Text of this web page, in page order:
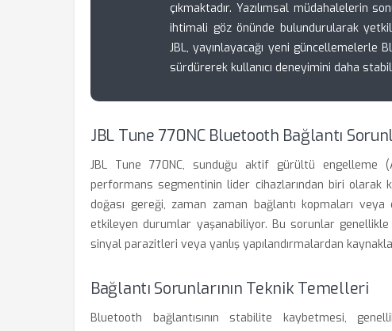
çıkmaktadır. Yazılımsal müdahalelerin
ihtimali göz önünde bulundurularak
JBL, yayınlayacağı yeni
sürdürerek kullanıcı deneyimini daha
JBL Tune 770NC Bluetooth Bağlantı
JBL Tune 770NC, sunduğu aktif gürültü
performans segmentinin lider cihazlarından biri olarak
doğası gereği, zaman zaman bağlantı kopmaları
etkileyen durumlar yaşanabiliyor. Bu sorunlar genellikle
sinyal parazitleri veya yanlış yapılandırmalardan
Bağlantı Sorunlarının Teknik Temelleri
Bluetooth bağlantısının stabilite kaybetmesi,